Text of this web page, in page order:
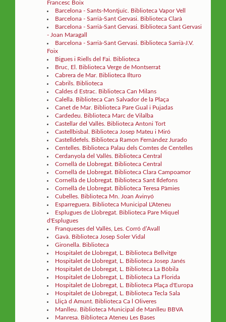
Francesc Boix
Barcelona - Sants-Montjuïc. Biblioteca Vapor Vell
Barcelona - Sarrià-Sant Gervasi. Biblioteca Clarà
Barcelona - Sarrià-Sant Gervasi. Biblioteca Sant Gervasi
- Joan Maragall
Barcelona - Sarrià-Sant Gervasi. Biblioteca Sarrià-J.V.
Foix
Bigues i Riells del Fai. Biblioteca
Bruc, El. Biblioteca Verge de Montserrat
Cabrera de Mar. Biblioteca Ilturo
Cabrils. Biblioteca
Caldes d Estrac. Biblioteca Can Milans
Calella. Biblioteca Can Salvador de la Plaça
Canet de Mar. Biblioteca Pare Gual i Pujadas
Cardedeu. Biblioteca Marc de Vilalba
Castellar del Vallès. Biblioteca Antoni Tort
Castellbisbal. Biblioteca Josep Mateu i Miró
Castelldefels. Biblioteca Ramon Fernàndez Jurado
Centelles. Biblioteca Palau dels Comtes de Centelles
Cerdanyola del Vallès. Biblioteca Central
Cornellà de Llobregat. Biblioteca Central
Cornellà de Llobregat. Biblioteca Clara Campoamor
Cornellà de Llobregat. Biblioteca Sant Ildefons
Cornellà de Llobregat. Biblioteca Teresa Pàmies
Cubelles. Biblioteca Mn. Joan Avinyó
Esparreguera. Biblioteca Municipal L'Ateneu
Esplugues de Llobregat. Biblioteca Pare Miquel
d'Esplugues
Franqueses del Vallès, Les. Corró d’Avall
Gavà. Biblioteca Josep Soler Vidal
Gironella. Biblioteca
Hospitalet de Llobregat, L. Biblioteca Bellvitge
Hospitalet de Llobregat, L. Biblioteca Josep Janés
Hospitalet de Llobregat, L. Biblioteca La Bòbila
Hospitalet de Llobregat, L. Biblioteca La Florida
Hospitalet de Llobregat, L. Biblioteca Plaça d'Europa
Hospitalet de Llobregat, L. Biblioteca Tecla Sala
Lliçà d Amunt. Biblioteca Ca l Oliveres
Manlleu. Biblioteca Municipal de Manlleu BBVA
Manresa. Biblioteca Ateneu Les Bases